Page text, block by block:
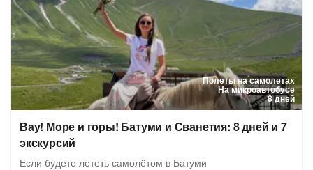
Полеты на самолетах
На микроавтобусе
8 дней
Вау! Море и горы! Батуми и Сванетия: 8 дней и 7
экскурсий
Если будете лететь самолётом в Батуми